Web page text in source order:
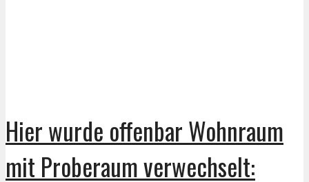
Hier wurde offenbar Wohnraum
mit Proberaum verwechselt: